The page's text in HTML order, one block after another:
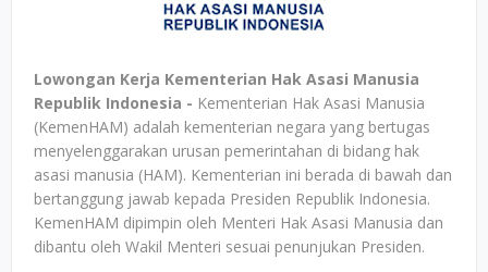
Lowongan Kerja Kementerian Hak Asasi Manusia
Republik Indonesia - Kementerian Hak Asasi Manusia
(KemenHAM) adalah kementerian negara yang bertugas
menyelenggarakan urusan pemerintahan di bidang hak
asasi manusia (HAM). Kementerian ini berada di bawah dan
bertanggung jawab kepada Presiden Republik Indonesia.
KemenHAM dipimpin oleh Menteri Hak Asasi Manusia dan
dibantu oleh Wakil Menteri sesuai penunjukan Presiden.